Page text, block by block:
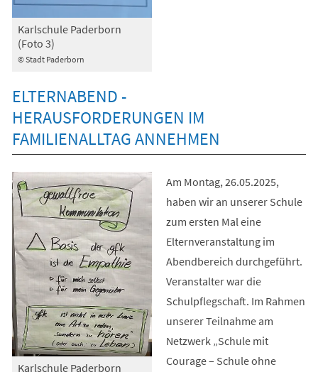
© Stadt Paderborn
Karlschule Paderborn
(Foto 3)
ELTERNABEND -
HERAUSFORDERUNGEN IM
FAMILIENALLTAG ANNEHMEN
Karlschule Paderborn
Am Montag, 26.05.2025,
haben wir an unserer Schule
zum ersten Mal eine
Elternveranstaltung im
Abendbereich durchgeführt.
Veranstalter war die
Schulpflegschaft. Im Rahmen
unserer Teilnahme am
Netzwerk „Schule mit
Courage – Schule ohne